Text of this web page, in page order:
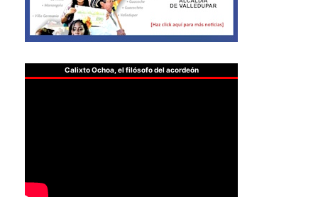
Calixto Ochoa, el filósofo del acordeón